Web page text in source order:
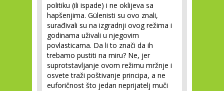
politiku (ili ispade) i ne oklijeva sa
hapšenjima. Gülenisti su ovo znali,
surađivali su na izgradnji ovog režima i
godinama uživali u njegovim
povlasticama. Da li to znači da ih
trebamo pustiti na miru? Ne, jer
suprotstavljanje ovom režimu mržnje i
osvete traži poštivanje principa, a ne
euforičnost što jedan neprijatelj muči